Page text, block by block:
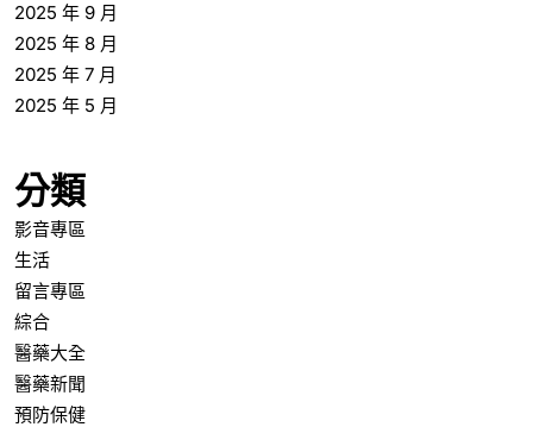
2025 年 9 月
2025 年 8 月
2025 年 7 月
2025 年 5 月
分類
影音專區
生活
留言專區
綜合
醫藥大全
醫藥新聞
預防保健